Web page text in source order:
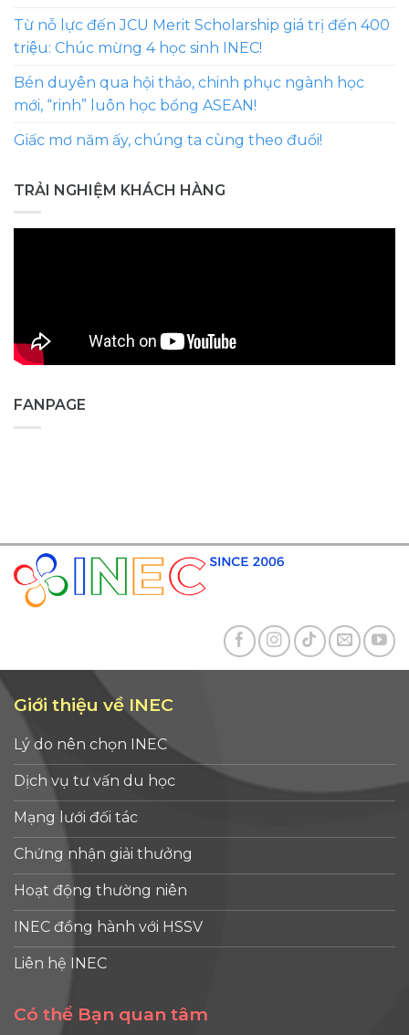
Từ nỗ lực đến JCU Merit Scholarship giá trị đến 400
triệu: Chúc mừng 4 học sinh INEC!
Bén duyên qua hội thảo, chinh phục ngành học
mới, “rinh” luôn học bổng ASEAN!
Giấc mơ năm ấy, chúng ta cùng theo đuổi!
TRẢI NGHIỆM KHÁCH HÀNG
FANPAGE
Giới thiệu về INEC
Lý do nên chọn INEC
Dịch vụ tư vấn du học
Mạng lưới đối tác
Chứng nhận giải thưởng
Hoạt động thường niên
INEC đồng hành với HSSV
Liên hệ INEC
Có thể Bạn quan tâm